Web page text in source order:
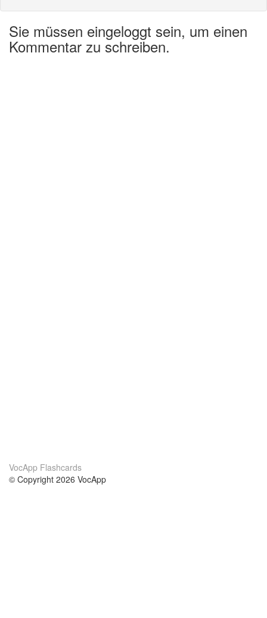
Sie müssen eingeloggt sein, um einen
Kommentar zu schreiben.
VocApp Flashcards
© Copyright 2026 VocApp